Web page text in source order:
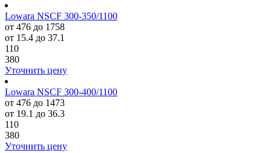
Lowara NSCF 300-350/1100
от 476 до 1758
от 15.4 до 37.1
110
380
Уточнить цену
Lowara NSCF 300-400/1100
от 476 до 1473
от 19.1 до 36.3
110
380
Уточнить цену